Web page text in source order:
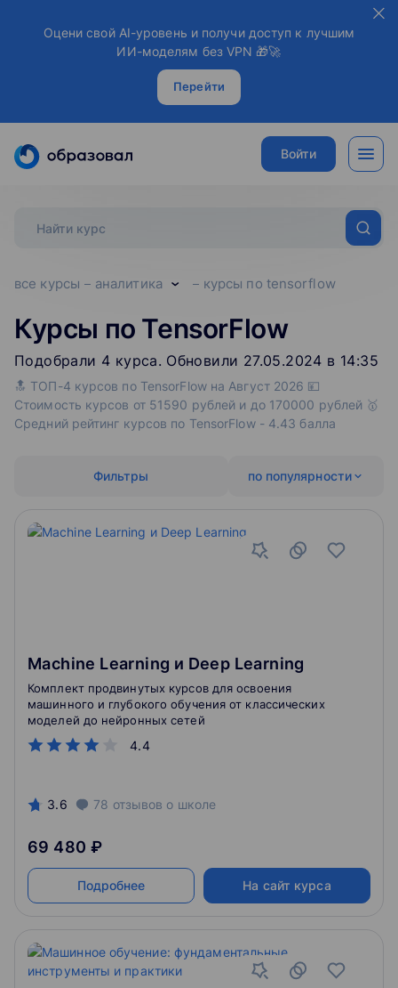
Оцени свой AI-уровень и получи доступ к лучшим
ИИ-моделям без VPN 🎁🚀
Перейти
Войти
все курсы аналитика курсы по tensorflow
Курсы по TensorFlow
Подобрали 4 курса. Обновили 27.05.2024 в 14:35
🔝 ТОП-4 курсов по TensorFlow на Август 2026 💴
Стоимость курсов от 51590 рублей и до 170000 рублей 🥇
Средний рейтинг курсов по TensorFlow - 4.43 балла
по популярности
Фильтры
Machine Learning и Deep Learning
4.4
Комплект продвинутых курсов для освоения
машинного и глубокого обучения от классических
моделей до нейронных сетей
3.6 78 отзывов о школе
69 480 ₽
Подробнее На сайт курса